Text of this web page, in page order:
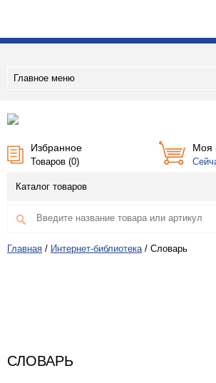
Главное меню
Избранное
Товаров (0)
Моя
Каталог товаров
Главная / Интернет-библиотека / Словарь
СЛОВАРЬ